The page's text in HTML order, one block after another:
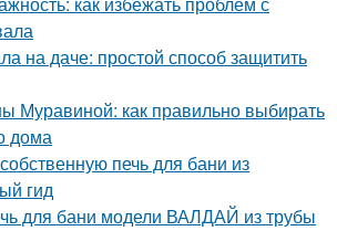
на даче: простой способ защитить
Муравиной: как правильно выбирать
дома
печь для бани из
гид
для бани модели ВАЛДАЙ из трубы